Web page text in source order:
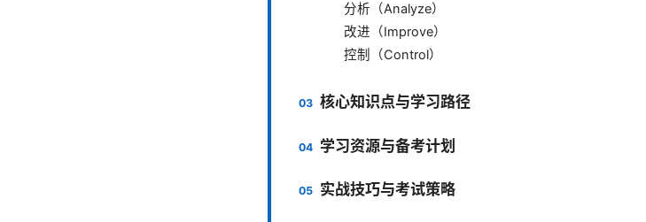
分析（Analyze）
改进（Improve）
控制（Control）
核心知识点与学习路径
学习资源与备考计划
实战技巧与考试策略